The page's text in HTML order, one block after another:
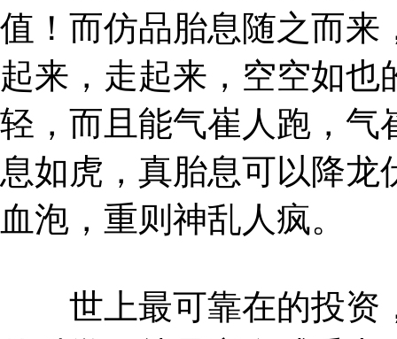
值！而仿品胎息随之而来
起来，走起来，空空如
轻，而且能气崔人跑，气
息如虎，真胎息可以降
血泡，重则神乱人疯。
世上最可靠在的投资